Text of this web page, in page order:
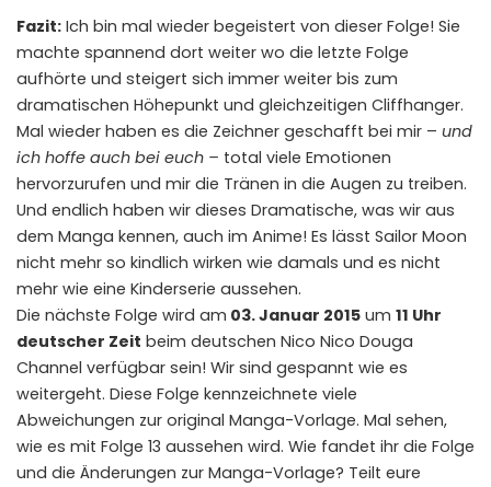
Fazit: Ich bin mal wieder begeistert von dieser Folge! Sie
machte spannend dort weiter wo die letzte Folge
aufhörte und steigert sich immer weiter bis zum
dramatischen Höhepunkt und gleichzeitigen Cliffhanger.
Mal wieder haben es die Zeichner geschafft bei mir – und
ich hoffe auch bei euch – total viele Emotionen
hervorzurufen und mir die Tränen in die Augen zu treiben.
Und endlich haben wir dieses Dramatische, was wir aus
dem Manga kennen, auch im Anime! Es lässt Sailor Moon
nicht mehr so kindlich wirken wie damals und es nicht
mehr wie eine Kinderserie aussehen.
Die nächste Folge wird am 03. Januar 2015 um 11 Uhr
deutscher Zeit beim deutschen Nico Nico Douga
Channel verfügbar sein! Wir sind gespannt wie es
weitergeht. Diese Folge kennzeichnete viele
Abweichungen zur original Manga-Vorlage. Mal sehen,
wie es mit Folge 13 aussehen wird. Wie fandet ihr die Folge
und die Änderungen zur Manga-Vorlage? Teilt eure